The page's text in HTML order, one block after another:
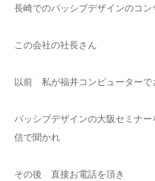
長崎でのパッシブデザインのコ
この会社の社長さん
以前 私が福井コンピューターで
パッシブデザインの大阪セミナ
信で聞かれ
その後 直接お電話を頂き